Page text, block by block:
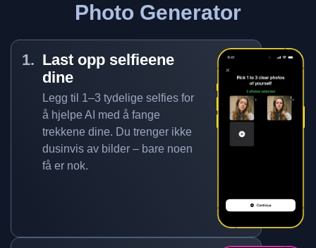
Photo Generator
Last opp selfieene
dine
Legg til 1–3 tydelige selfies for
å hjelpe AI med å fange
trekkene dine. Du trenger ikke
dusinvis av bilder – bare noen
få er nok.